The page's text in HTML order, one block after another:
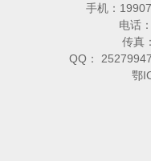
手机：
电话
传真
QQ：
鄂